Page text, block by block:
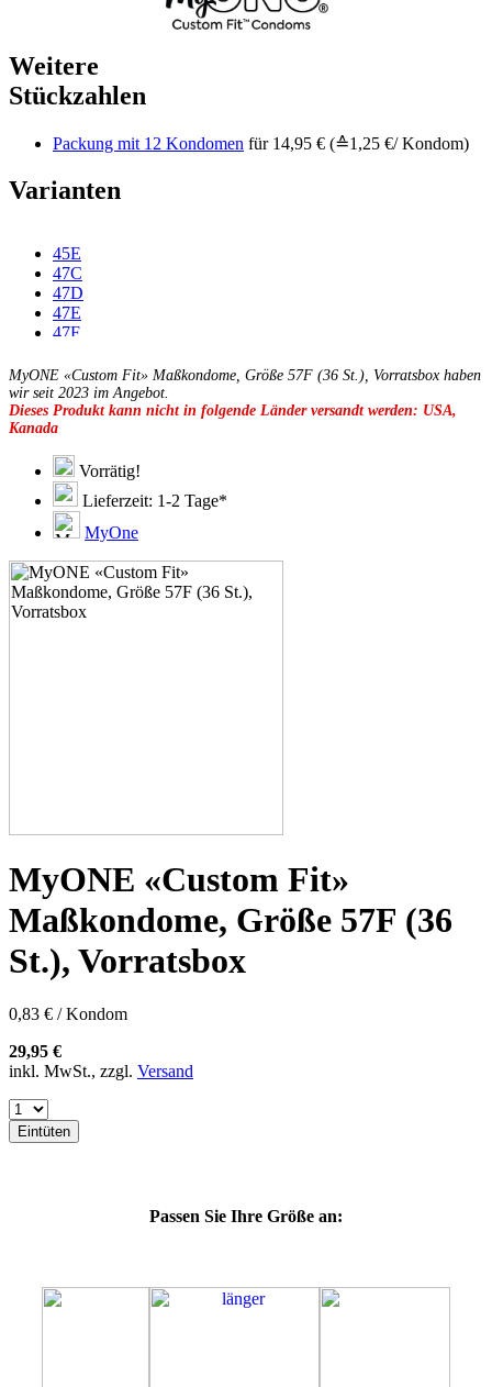
Weitere
Stückzahlen
Packung mit 12 Kondomen für 14,95 € (≙1,25 €/ Kondom)
Varianten
45E
47C
47D
47E
47F
49D
49E
49F
49G
51C
51D
51E
51F
51G
53C
53D
53E
57H
57K
60E
60F
60G
60H
60K
60L
64E
64F
64L
64M
MyONE «Custom Fit» Maßkondome, Größe 57F (36 St.), Vorratsbox haben
wir seit 2023 im Angebot.
Dieses Produkt kann nicht in folgende Länder versandt werden: USA,
Kanada
Vorrätig!
Lieferzeit: 1-2 Tage*
MyOne
MyONE «Custom Fit»
Maßkondome, Größe 57F (36
St.), Vorratsbox
0,83 € / Kondom
29,95 €
inkl. MwSt., zzgl. Versand
Eintüten
Passen Sie Ihre Größe an: